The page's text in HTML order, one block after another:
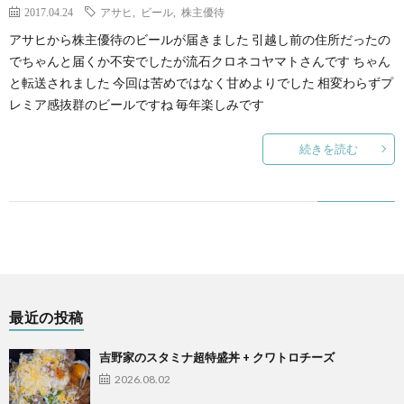
2017.04.24 アサヒ ビール 株主優待
アサヒから株主優待のビールが届きました 引越し前の住所だったの
でちゃんと届くか不安でしたが流石クロネコヤマトさんです ちゃん
と転送されました 今回は苦めではなく甘めよりでした 相変わらずプ
レミア感抜群のビールですね 毎年楽しみです
続きを読む
最近の投稿
吉野家のスタミナ超特盛丼 + クワトロチーズ
2026.08.02